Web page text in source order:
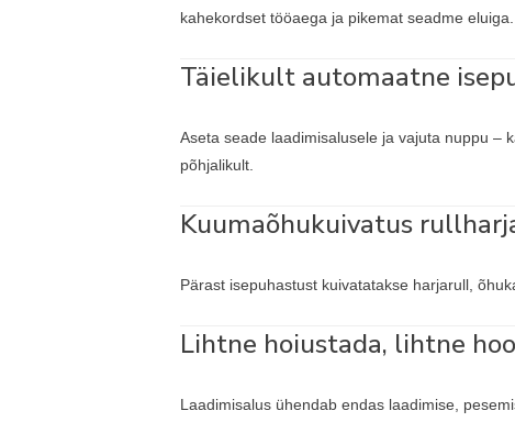
kahekordset tööaega ja pikemat seadme eluiga.
Täielikult automaatne
Aseta seade laadimisalusele ja vajuta nuppu –
põhjalikult.
Kuumaõhukuivatus
Pärast isepuhastust kuivatatakse harjarull,
Lihtne hoiustada, lihtne
Laadimisalus ühendab endas laadimise,